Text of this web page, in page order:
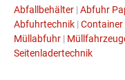
Abfallbehälter | Abfuhr
Abfuhrtechnik | Container
Müllabfuhr |
Seitenladertechnik